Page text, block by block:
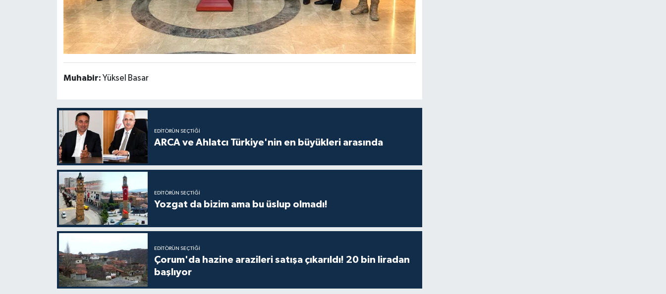
Muhabir: Yüksel Basar
EDITÖRÜN SEÇTIĞI
ARCA ve Ahlatcı Türkiye'nin en büyükleri arasında
EDITÖRÜN SEÇTIĞI
Yozgat da bizim ama bu üslup olmadı!
EDITÖRÜN SEÇTIĞI
Çorum'da hazine arazileri satışa çıkarıldı! 20 bin liradan
başlıyor